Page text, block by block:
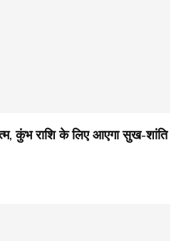
कुंभ राशि के लिए आएगा सुख-शांति